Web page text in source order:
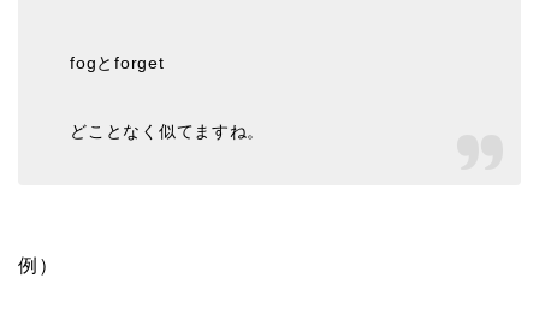
fogとforget
どことなく似てますね。
例）